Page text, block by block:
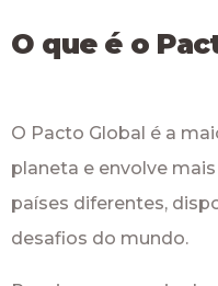
O que é o
O Pacto Global é a
planeta e envolve mais
países diferentes,
desafios do mundo.